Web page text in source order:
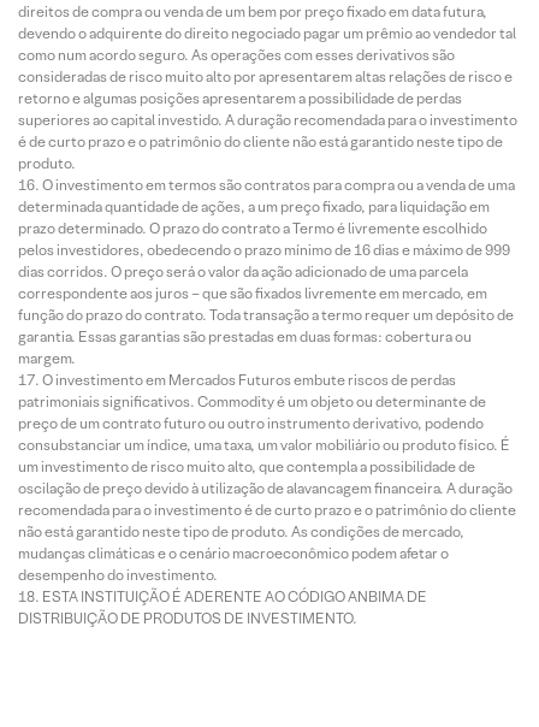
direitos de compra ou venda de um bem por preço fixado em data futura,
devendo o adquirente do direito negociado pagar um prêmio ao vendedor tal
como num acordo seguro. As operações com esses derivativos são
consideradas de risco muito alto por apresentarem altas relações de risco e
retorno e algumas posições apresentarem a possibilidade de perdas
superiores ao capital investido. A duração recomendada para o investimento
é de curto prazo e o patrimônio do cliente não está garantido neste tipo de
produto.
O investimento em termos são contratos para compra ou a venda de uma
determinada quantidade de ações, a um preço fixado, para liquidação em
prazo determinado. O prazo do contrato a Termo é livremente escolhido
pelos investidores, obedecendo o prazo mínimo de 16 dias e máximo de 999
dias corridos. O preço será o valor da ação adicionado de uma parcela
correspondente aos juros – que são fixados livremente em mercado, em
função do prazo do contrato. Toda transação a termo requer um depósito de
garantia. Essas garantias são prestadas em duas formas: cobertura ou
margem.
O investimento em Mercados Futuros embute riscos de perdas
patrimoniais significativos. Commodity é um objeto ou determinante de
preço de um contrato futuro ou outro instrumento derivativo, podendo
consubstanciar um índice, uma taxa, um valor mobiliário ou produto físico. É
um investimento de risco muito alto, que contempla a possibilidade de
oscilação de preço devido à utilização de alavancagem financeira. A duração
recomendada para o investimento é de curto prazo e o patrimônio do cliente
não está garantido neste tipo de produto. As condições de mercado,
mudanças climáticas e o cenário macroeconômico podem afetar o
desempenho do investimento.
ESTA INSTITUIÇÃO É ADERENTE AO CÓDIGO ANBIMA DE
DISTRIBUIÇÃO DE PRODUTOS DE INVESTIMENTO.